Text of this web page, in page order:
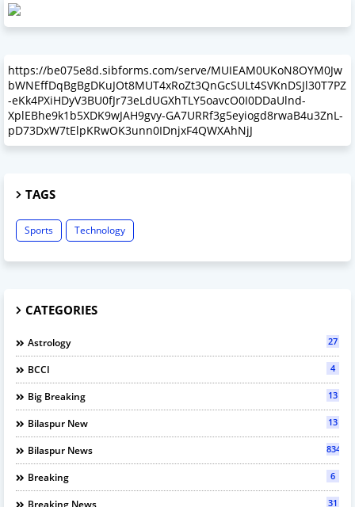
https://be075e8d.sibforms.com/serve/MUIEAM0UKoN8OYM0Jw
bWNEffDqBgBgDKuJOt8MUT4xRoZt3QnGcSULt4SVKnDSJl30T7PZ
-eKk4PXiHDyV3BU0fJr73eLdUGXhTLY5oavcO0I0DDaUlnd-
XplEBhe9k1b5XDK9wJAH9gvy-GA7URRf3g5eyiogd8rwaB4u3ZnL-
pD73DxW7tElpKRwOK3unn0IDnjxF4QWXAhNjJ
TAGS
Sports Technology
CATEGORIES
Astrology 27
BCCI 4
Big Breaking 13
Bilaspur New 13
Bilaspur News 834
Breaking 6
Breaking News 31